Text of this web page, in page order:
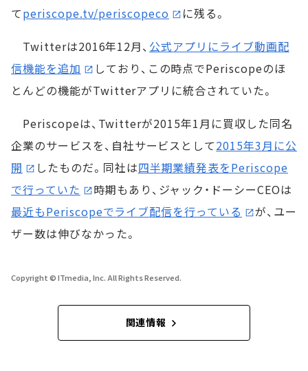
てperiscope.tv/periscopeco
に残る。
Twitterは2016年12月、 公式アプリにライブ動画配
信機能を追加
しており、この時点でPeriscopeのほ
とんどの機能がTwitterアプリに統合されていた。
Periscopeは、Twitterが2015年1月に買収した同名
企業のサービスを、自社サービスとして2015年3月に公
開
したものだ。同社は四半期業績発表をPeriscope
で行っていた
時期もあり、ジャック・ドーシーCEOは
最近もPeriscopeでライブ配信を行っている
が、ユー
ザー数は伸びなかった。
Copyright © ITmedia, Inc. All Rights Reserved.
関連情報